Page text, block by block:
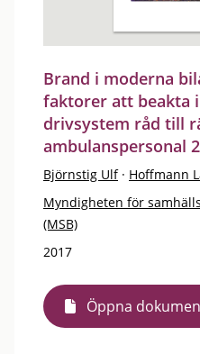
Brand i moderna
faktorer att beakta
drivsystem råd till
ambulanspersonal
Björnstig Ulf · Hoffmann
Myndigheten för
(MSB)
2017
Öppna